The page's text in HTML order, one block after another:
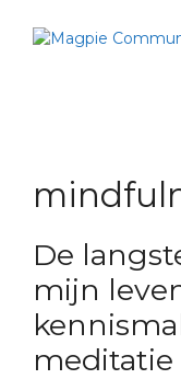
De
mijn
meditatie